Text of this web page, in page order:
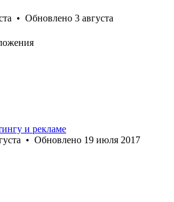
• Обновлено 3 августа
и рекламе
• Обновлено 19 июля 2017